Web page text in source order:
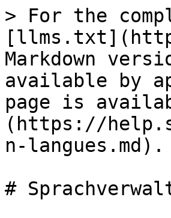
> For the
Markdown
available by
page is
(https://
n-langues.md).
#